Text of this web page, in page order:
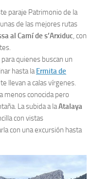
paraje Patrimonio de la
de las mejores rutas
al Camí de s’Arxiduc , con
quienes buscan un
hasta la Ermita de
llevan a calas vírgenes.
menos conocida pero
La subida a laAtalaya
con vistas
con una excursión hasta